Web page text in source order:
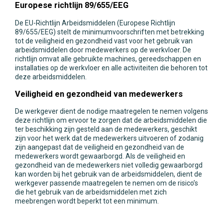
Europese richtlijn 89/655/EEG
De EU-Richtlijn Arbeidsmiddelen (Europese Richtlijn
89/655/EEG) stelt de minimumvoorschriften met betrekking
tot de veiligheid en gezondheid vast voor het gebruik van
arbeidsmiddelen door medewerkers op de werkvloer. De
richtlijn omvat alle gebruikte machines, gereedschappen en
installaties op de werkvloer en alle activiteiten die behoren tot
deze arbeidsmiddelen.
Veiligheid en gezondheid van medewerkers
De werkgever dient de nodige maatregelen te nemen volgens
deze richtlijn om ervoor te zorgen dat de arbeidsmiddelen die
ter beschikking zijn gesteld aan de medewerkers, geschikt
zijn voor het werk dat de medewerkers uitvoeren of zodanig
zijn aangepast dat de veiligheid en gezondheid van de
medewerkers wordt gewaarborgd. Als de veiligheid en
gezondheid van de medewerkers niet volledig gewaarborgd
kan worden bij het gebruik van de arbeidsmiddelen, dient de
werkgever passende maatregelen te nemen om de risico’s
die het gebruik van de arbeidsmiddelen met zich
meebrengen wordt beperkt tot een minimum.